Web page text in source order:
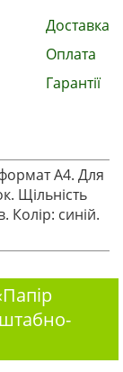
Доставка
Оплата
Гарантії
А4. Для
Щільність
Колір: синій.